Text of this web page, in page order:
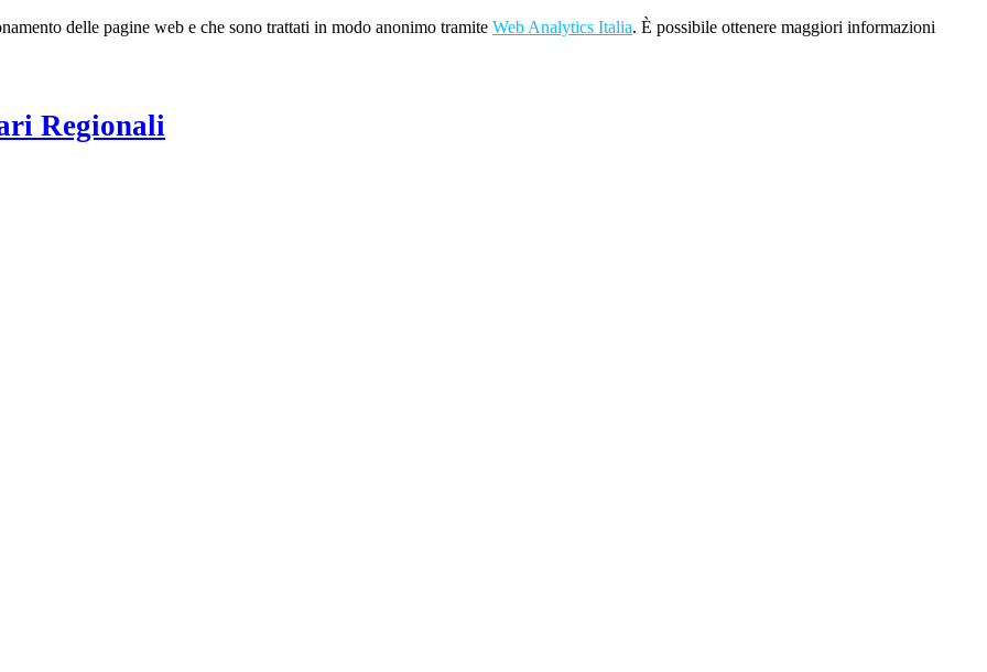
delle pagine web e che sono trattati in modo anonimo tramite Web Analytics Italia. È possibile ottenere maggiori informazioni
Regionali